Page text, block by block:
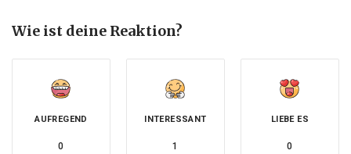
Wie ist deine Reaktion?
AUFREGEND
0
INTERESSANT
1
LIEBE ES
0